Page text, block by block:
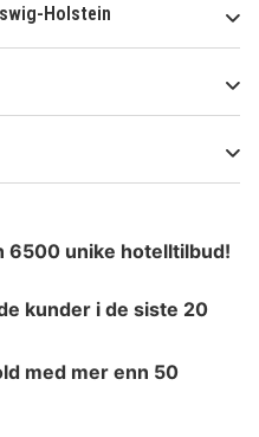
Holstein
6500 unike hotelltilbud!
kunder i de siste 20
med mer enn 50